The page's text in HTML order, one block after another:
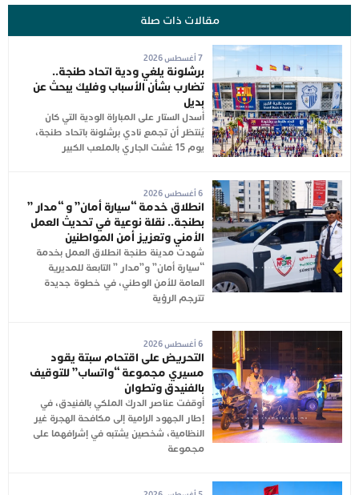
مقالات ذات صلة
7 أغسطس 2026
برشلونة يلغي ودية اتحاد طنجة..
تضارب بشأن الأسباب وفليك يبحث عن
بديل
أُسدل الستار على المباراة الودية التي كان
يُنتظر أن تجمع نادي برشلونة باتحاد طنجة،
يوم 15 غشت الجاري بالملعب الكبير
6 أغسطس 2026
انطلاق خدمة “سيارة أمان” و “مدار ”
بطنجة.. نقلة نوعية في تحديث العمل
الأمني وتعزيز أمن المواطنين
شهدت مدينة طنجة انطلاق العمل بخدمة
“سيارة أمان” و”مدار ” التابعة للمديرية
العامة للأمن الوطني، في خطوة جديدة
تترجم الرؤية
6 أغسطس 2026
التحريض على اقتحام سبتة يقود
مسيري مجموعة “واتساب” للتوقيف
بالفنيدق وتطوان
أوقفت عناصر الدرك الملكي بالفنيدق، في
إطار الجهود الرامية إلى مكافحة الهجرة غير
النظامية، شخصين يشتبه في إشرافهما على
مجموعة